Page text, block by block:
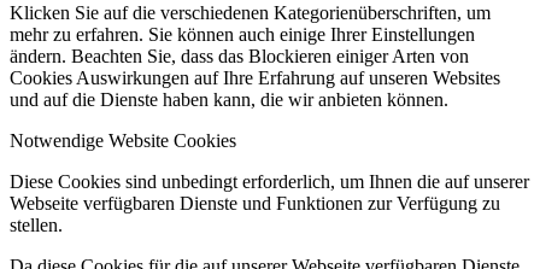
Klicken Sie auf die verschiedenen Kategorienüberschriften, um
mehr zu erfahren. Sie können auch einige Ihrer Einstellungen
ändern. Beachten Sie, dass das Blockieren einiger Arten von
Cookies Auswirkungen auf Ihre Erfahrung auf unseren Websites
und auf die Dienste haben kann, die wir anbieten können.
Notwendige Website Cookies
Diese Cookies sind unbedingt erforderlich, um Ihnen die auf unserer
Webseite verfügbaren Dienste und Funktionen zur Verfügung zu
stellen.